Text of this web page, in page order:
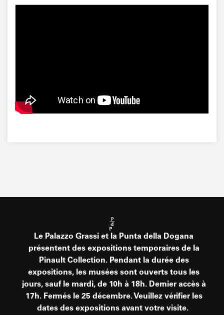
Le Palazzo Grassi et la Punta della Dogana
présentent des expositions temporaires de la
Pinault Collection. Pendant la durée des
expositions, les musées sont ouverts tous les
jours, sauf le mardi, de 10h à 18h. Dernier accès à
17h. Fermés le 25 décembre. Veuillez vérifier les
dates des expositions avant votre visite.